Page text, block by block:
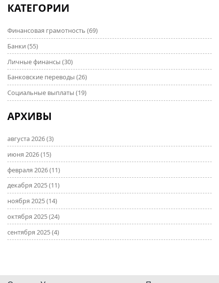
КАТЕГОРИИ
Финансовая грамотность (69)
Банки (55)
Личные финансы (30)
Банковские переводы (26)
Социальные выплаты (19)
АРХИВЫ
августа 2026(3)
июня 2026(15)
февраля 2026(11)
декабря 2025(11)
ноября 2025(14)
октября 2025(24)
сентября 2025(4)